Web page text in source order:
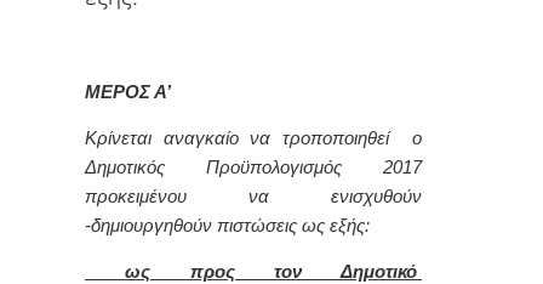
ΜΕΡΟΣ Α’
Κρίνεται αναγκαίο να τροποποιηθεί ο
Δημοτικός Προϋπολογισμός 2017
προκειμένου να ενισχυθούν
-δημιουργηθούν πιστώσεις ως εξής:
ως προς τον Δημοτικό